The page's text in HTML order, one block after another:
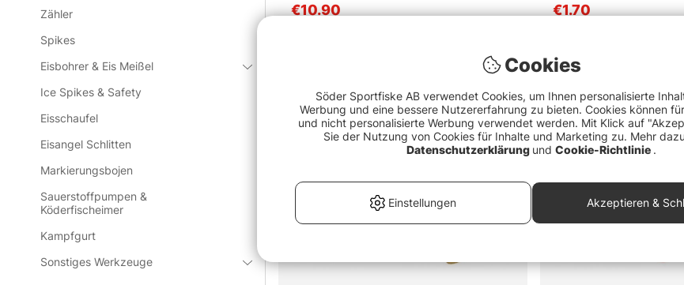
Zähler
Spikes
Eisbohrer & Eis Meißel
Ice Spikes & Safety
Eisschaufel
Eisangel Schlitten
Markierungsbojen
Sauerstoffpumpen &
Köderfischeimer
Kampfgurt
Sonstiges Werkzeuge
€10.90 €1.70
Cookies
Söder Sportfiske AB verwendet Cookies, um Ihnen personalisierte
Werbung und eine bessere Nutzererfahrung zu bieten. Cookies können
und nicht personalisierte Werbung verwendet werden. Mit Klick auf
Sie der Nutzung von Cookies für Inhalte und Marketing zu. Mehr
Datenschutzerklärung und Cookie-Richtlinie .
Einstellungen Akzeptieren &